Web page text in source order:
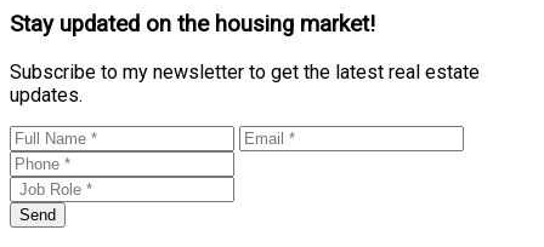
Stay updated on the housing market!
Subscribe to my newsletter to get the latest real estate
updates.
Send